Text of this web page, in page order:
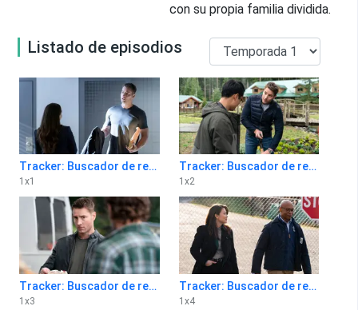
con su propia familia dividida.
Listado de episodios
Tracker: Buscador de recompensas 1x1
1 x1
Tracker: Buscador de recompensas 1x2
1 x2
Tracker: Buscador de recompensas 1x3
1 x3
Tracker: Buscador de recompensas 1x4
1 x4